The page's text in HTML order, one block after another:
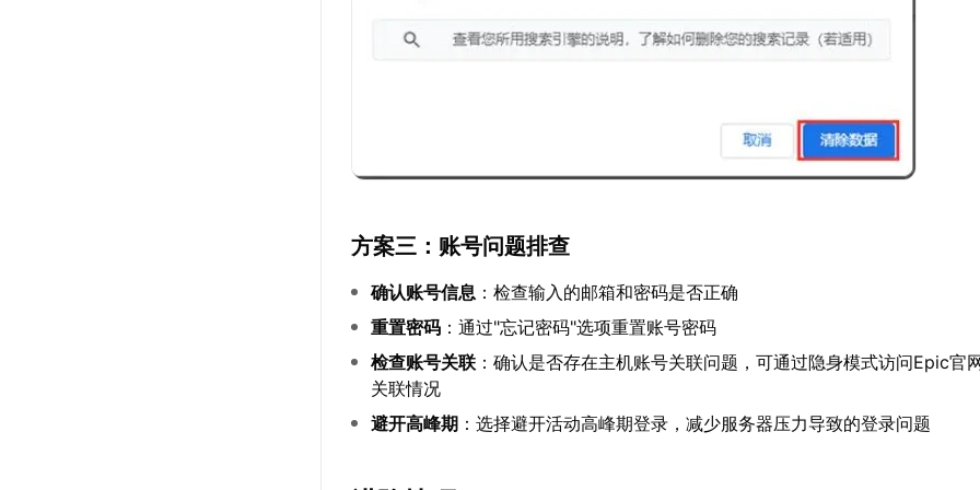
方案三：账号问题排查
确认账号信息 ：检查输入的邮箱和密码是否正确
重置密码 ：通过"忘记密码"选项重置账号密码
检查账号关联 ：确认是否存在主机账号关联问题，可通过隐身模式访问Epic官
关联情况
避开高峰期 ：选择避开活动高峰期登录，减少服务器压力导致的登录问题